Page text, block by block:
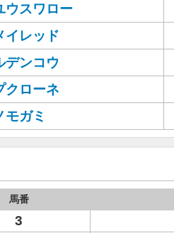
ウスワロー
イレッド
デンコウ
クローネ
モガミ
馬番
3